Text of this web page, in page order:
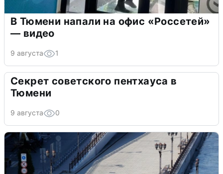
В Тюмени напали на офис «Россетей»
— видео
9 августа 1
Секрет советского пентхауса в
Тюмени
9 августа 0